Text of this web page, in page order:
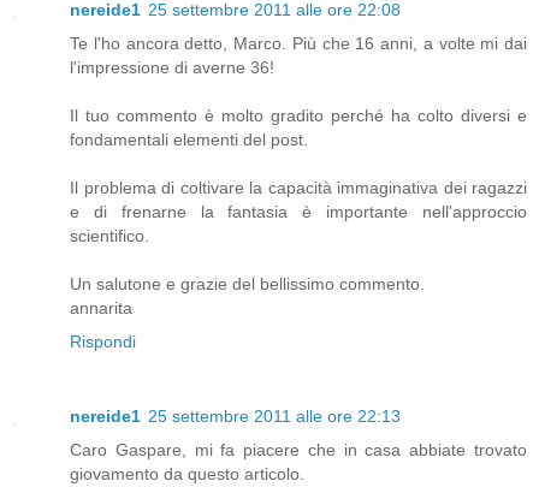
nereide1 25 settembre 2011 alle ore 22:08
Te l'ho ancora detto, Marco. Più che 16 anni, a volte mi dai
l'impressione di averne 36!
Il tuo commento è molto gradito perché ha colto diversi e
fondamentali elementi del post.
Il problema di coltivare la capacità immaginativa dei ragazzi
e di frenarne la fantasia è importante nell'approccio
scientifico.
Un salutone e grazie del bellissimo commento.
annarita
Rispondi
nereide1 25 settembre 2011 alle ore 22:13
Caro Gaspare, mi fa piacere che in casa abbiate trovato
giovamento da questo articolo.